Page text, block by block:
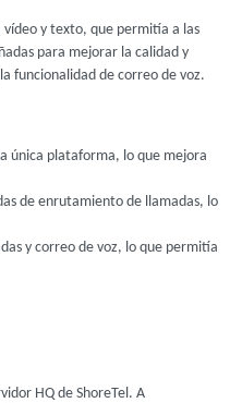
y texto, que permitía a las
para mejorar la calidad y
funcionalidad de correo de voz.
única plataforma, lo que mejora
de enrutamiento de llamadas, lo
y correo de voz, lo que permitía
HQ de ShoreTel. A